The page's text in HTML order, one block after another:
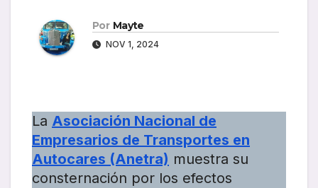
Por Mayte
NOV 1, 2024
La Asociación Nacional de
Empresarios de Transportes en
Autocares (Anetra) muestra su
consternación por los efectos